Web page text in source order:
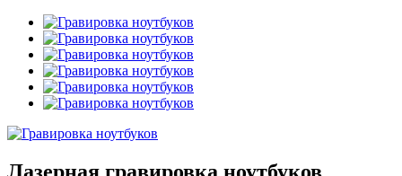
Лазерная гравировка ноутбуков